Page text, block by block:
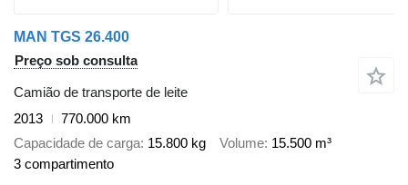
MAN TGS 26.400
Preço sob consulta
Camião de transporte de leite
2013
770.000 km
Capacidade de carga 15.800 kg Volume 15.500 m³
3 compartimento